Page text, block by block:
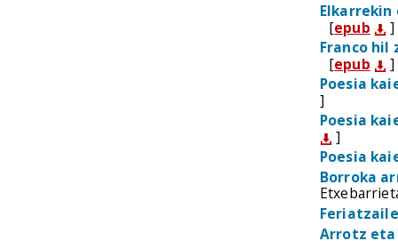
Elkarrekin
[epub
]
Franco hil
[epub
]
Poesia
]
Poesia
]
Poesia
Borroka
Arrotz